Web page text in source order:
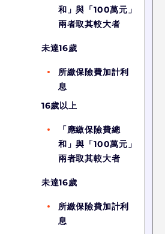
和」與「100萬元 」
兩者取其較大者
未達16歲
所繳保險費加計利
息
16歲以上
「應繳保險費總
和」與「100萬元 」
兩者取其較大者
未達16歲
所繳保險費加計利
息